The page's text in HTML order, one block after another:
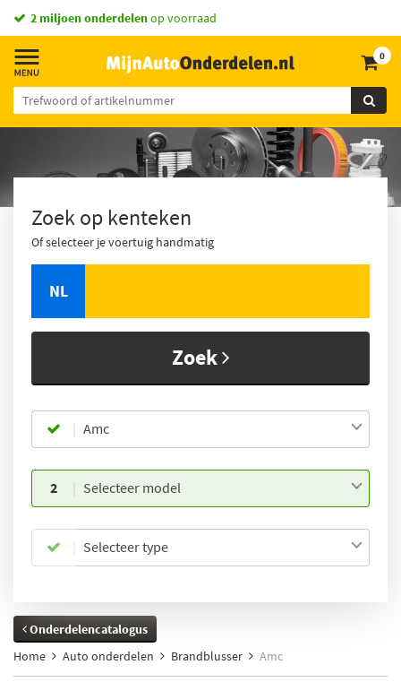
vandaag besteld,morgen in huis *
0
Zoek op kenteken
Of selecteer je voertuig handmatig
NL
Zoek
Amc
2 Selecteer model
Selecteer type
Onderdelencatalogus
Home
Auto onderdelen Brandblusser Amc